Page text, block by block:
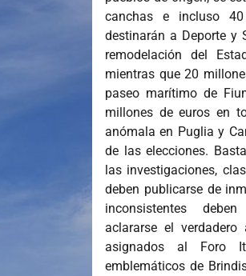
canchas e incluso
destinarán a Deporte y
remodelación del
mientras que 20
paseo marítimo de
millones de euros en
anómala en Puglia y
de las elecciones.
las investigaciones,
deben publicarse de
inconsistentes
aclararse el
asignados al Foro
emblemáticos de